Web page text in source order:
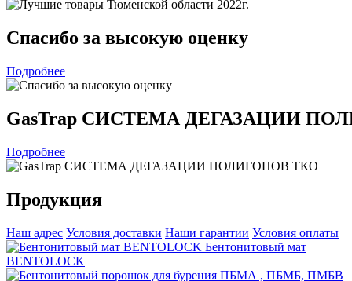
Спасибо за высокую оценку
Подробнее
GasTrap СИСТЕМА ДЕГАЗАЦИИ
Подробнее
Продукция
Наш адрес Условия доставки Наши гарантии Условия оплаты
Бентонитовый мат
BENTOLOCK